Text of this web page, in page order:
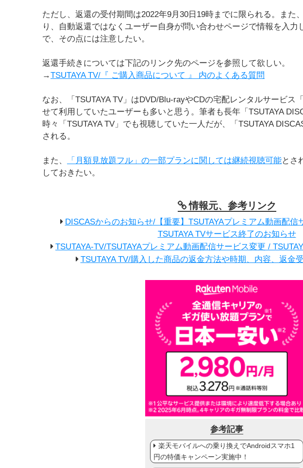
ただし、返還の受付期間は2022年9月30日19時までに限られる。また
り、自動返還ではなくユーザー自身が問い合わせページで情報を入力
で、その点には注意したい。
返還手続きについては下記のリンク先のページを参照して欲しい。
→TSUTAYA TV/『 ご購入商品について 』 内のよくある質問
なお、「TSUTAYA TV」はDVD/Blu-rayやCDの宅配レンタルサービス
せて利用していたユーザーも多いと思う。筆者も長年「TSUTAYA
時々「TSUTAYA TV」でも視聴していた一人だが、「TSUTAYA
される。
また、 「月額見放題フル」の一部プランに関しては継続視聴可能とさ
しておきたい。
情報元、参考リンク
DISCASからのお知らせ/【重要】TSUTAYAプレミアム動画配信
TSUTAYA TVサービス終了のお知らせ
TSUTAYA-TV/TSUTAYAプレミアム動画配信サービス変更 /
TSUTAYA TV/購入した商品の返金方法や時期、内容、返金
参考記事
楽天モバイルへの乗り換えでAndroidスマホ1
円の特価キャンペーン実施中！